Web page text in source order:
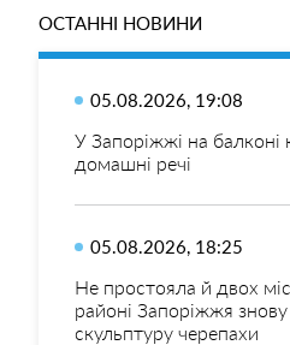
ОСТАННІ НОВИНИ
05.08.2026, 19:08
У Запоріжжі на балконі
домашні речі
05.08.2026, 18:25
Не простояла й двох
районі Запоріжжя
скульптуру черепахи